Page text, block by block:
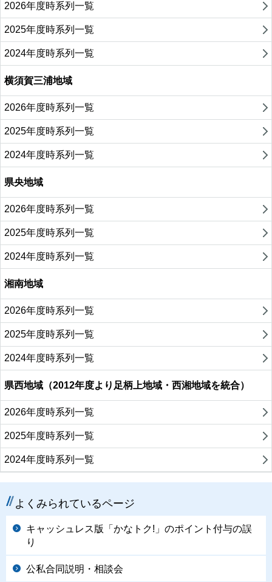
2026年度時系列一覧
2025年度時系列一覧
2024年度時系列一覧
横須賀三浦地域
2026年度時系列一覧
2025年度時系列一覧
2024年度時系列一覧
県央地域
2026年度時系列一覧
2025年度時系列一覧
2024年度時系列一覧
湘南地域
2026年度時系列一覧
2025年度時系列一覧
2024年度時系列一覧
県西地域（2012年度より足柄上地域・西湘地域を統合）
2026年度時系列一覧
2025年度時系列一覧
2024年度時系列一覧
よくみられているページ
キャッシュレス版「かなトク!」のポイント付与の誤
り
公私合同説明・相談会